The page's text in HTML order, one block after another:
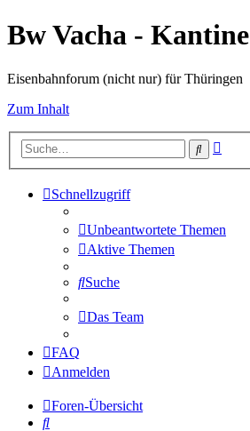
Bw Vacha - Kantine
Eisenbahnforum (nicht nur) für Thüringen
Zum Inhalt
Suche
Schnellzugriff
Unbeantwortete Themen
Aktive Themen
Suche
Das Team
FAQ
Anmelden
Foren-Übersicht
Suche